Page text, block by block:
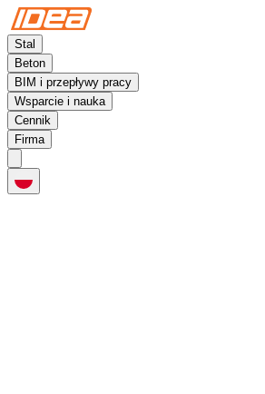
Stal
Beton
BIM i przepływy pracy
Wsparcie i nauka
Cennik
Firma